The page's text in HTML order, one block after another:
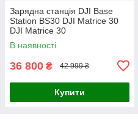
Зарядна станція DJI Base
Station BS30 DJI Matrice 30
DJI Matrice 30
В наявності
36 800 ₴ 42 999 ₴
Купити